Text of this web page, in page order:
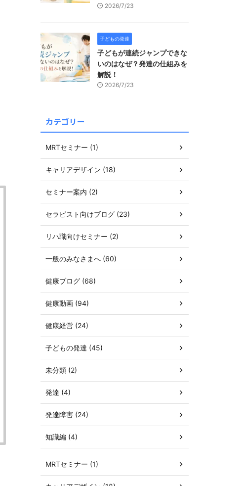
2026/7/23
子どもの発達
子どもが連続ジャンプできな
いのはなぜ？発達の仕組みを
解説！
2026/7/23
カテゴリー
MRTセミナー (1)
キャリアデザイン (18)
セミナー案内 (2)
セラピスト向けブログ (23)
リハ職向けセミナー (2)
一般のみなさまへ (60)
健康ブログ (68)
健康動画 (94)
健康経営 (24)
子どもの発達 (45)
未分類 (2)
発達 (4)
発達障害 (24)
知識編 (4)
MRTセミナー (1)